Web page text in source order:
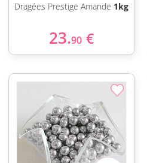
Dragées Prestige Amande 1kg
23.90 €